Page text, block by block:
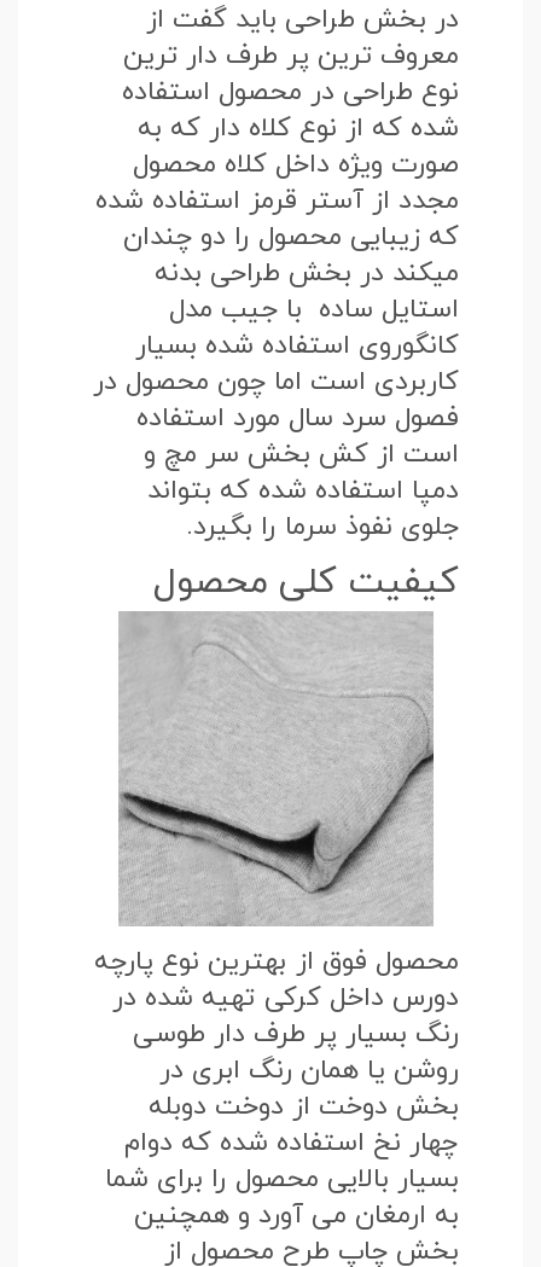
در بخش طراحی باید گفت از
معروف ترین پر طرف دار ترین
نوع طراحی در محصول استفاده
شده که از نوع کلاه دار که به
صورت ویژه داخل کلاه محصول
مجدد از آستر قرمز استفاده شده
که زیبایی محصول را دو چندان
میکند در بخش طراحی بدنه
استایل ساده با جیب مدل
کانگوروی استفاده شده بسیار
کاربردی است اما چون محصول در
فصول سرد سال مورد استفاده
است از کش بخش سر مچ و
دمپا استفاده شده که بتواند
جلوی نفوذ سرما را بگیرد.
کیفیت کلی محصول
محصول فوق از بهترین نوع پارچه
دورس داخل کرکی تهیه شده در
رنگ بسیار پر طرف دار طوسی
روشن یا همان رنگ ابری در
بخش دوخت از دوخت دوبله
چهار نخ استفاده شده که دوام
بسیار بالایی محصول را برای شما
به ارمغان می آورد و همچنین
بخش چاپ طرح محصول از